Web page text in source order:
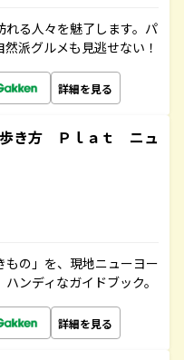
る人々を魅了します。パ
派グルメも見逃せない！
詳細を見る
き方 Ｐｌａｔ ニュ
もの」を、現地ニューヨー
ンディなガイドブック。
詳細を見る